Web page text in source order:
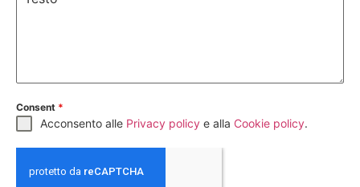
Consent *
Acconsento alle Privacy policy e alla Cookie policy.